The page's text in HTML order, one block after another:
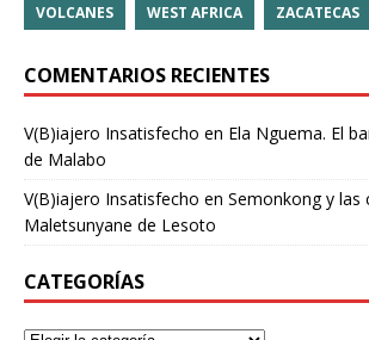
VOLCANES WEST AFRICA ZACATECAS
COMENTARIOS RECIENTES
V(B)iajero Insatisfecho en Ela Nguema. El
de Malabo
V(B)iajero Insatisfecho en Semonkong y las
Maletsunyane de Lesoto
CATEGORÍAS